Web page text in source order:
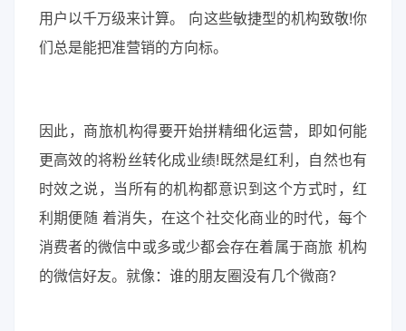
用户以千万级来计算。 向这些敏捷型的机构致敬!你
们总是能把准营销的方向标。
因此，商旅机构得要开始拼精细化运营，即如何能
更高效的将粉丝转化成业绩!既然是红利，自然也有
时效之说，当所有的机构都意识到这个方式时，红
利期便随 着消失，在这个社交化商业的时代，每个
消费者的微信中或多或少都会存在着属于商旅 机构
的微信好友。就像：谁的朋友圈没有几个微商?